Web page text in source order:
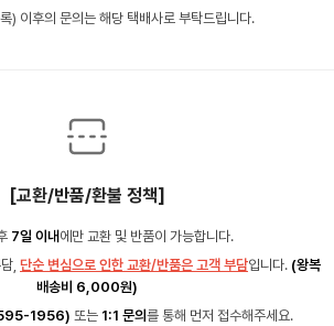
) 이후의 문의는 해당 택배사로 부탁드립니다.
[교환/반품/환불 정책]
7일 이내 에만 교환 및 반품이 가능합니다.
, 단순 변심으로 인한 교환/반품은 고객 부담입니다. (왕복
배송비 6,000원)
1956) 또는 1:1 문의 를 통해 먼저 접수해주세요.